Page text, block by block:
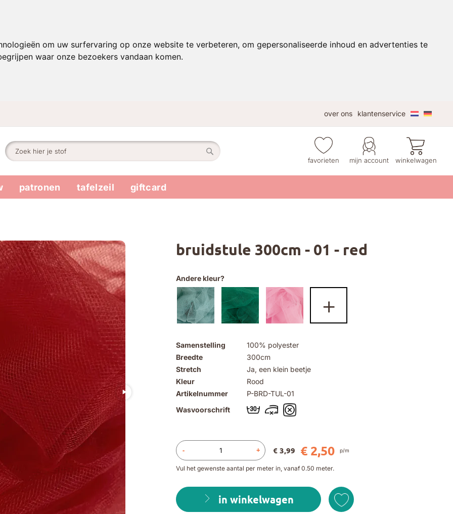
om uw surfervaring op onze website te verbeteren, om gepersonaliseerde inhoud en advertenties te
waar onze bezoekers vandaan komen.
over ons
klantenservice
Zoek mijn account
favorieten winkelwagen
patronen tafelzeil giftcard
bruidstule 300cm - 01 - red
Samenstelling
100% polyester
Breedte
300cm
Stretch
Ja, een klein beetje
Kleur
Rood
Artikelnummer
P-BRD-TUL-01
Wasvoorschrift
- +
Vul het gewenste aantal per meter in, vanaf 0.50 meter.
in winkelwagen
€ 2,50
€ 3,99 p/m
Andere kleur?
+